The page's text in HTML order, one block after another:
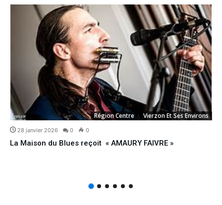
Région Centre Vierzon Et Ses Environs
28 janvier 2026 0 0
La Maison du Blues reçoit « AMAURY FAIVRE »